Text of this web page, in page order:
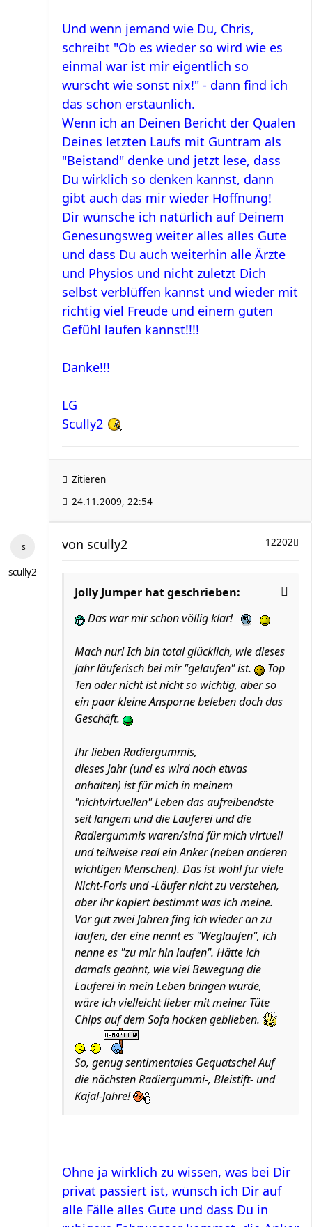
Und wenn jemand wie Du, Chris,
schreibt "Ob es wieder so wird wie es
einmal war ist mir eigentlich so
wurscht wie sonst nix!" - dann find ich
das schon erstaunlich.
Wenn ich an Deinen Bericht der Qualen
Deines letzten Laufs mit Guntram als
"Beistand" denke und jetzt lese, dass
Du wirklich so denken kannst, dann
gibt auch das mir wieder Hoffnung!
Dir wünsche ich natürlich auf Deinem
Genesungsweg weiter alles alles Gute
und dass Du auch weiterhin alle Ärzte
und Physios und nicht zuletzt Dich
selbst verblüffen kannst und wieder mit
richtig viel Freude und einem guten
Gefühl laufen kannst!!!!
Danke!!!
LG
Scully2
Zitieren
24.11.2009, 22:54
scully2
12202
von scully2
Jolly Jumper hat geschrieben:
Das war mir schon völlig klar!
Mach nur! Ich bin total glücklich, wie dieses
Jahr läuferisch bei mir "gelaufen" ist.
Top
Ten oder nicht ist nicht so wichtig, aber so
ein paar kleine Ansporne beleben doch das
Geschäft.
Ihr lieben Radiergummis,
dieses Jahr (und es wird noch etwas
anhalten) ist für mich in meinem
"nichtvirtuellen" Leben das aufreibendste
seit langem und die Lauferei und die
Radiergummis waren/sind für mich virtuell
und teilweise real ein Anker (neben anderen
wichtigen Menschen). Das ist wohl für viele
Nicht-Foris und -Läufer nicht zu verstehen,
aber ihr kapiert bestimmt was ich meine.
Vor gut zwei Jahren fing ich wieder an zu
laufen, der eine nennt es "Weglaufen", ich
nenne es "zu mir hin laufen". Hätte ich
damals geahnt, wie viel Bewegung die
Lauferei in mein Leben bringen würde,
wäre ich vielleicht lieber mit meiner Tüte
Chips auf dem Sofa hocken geblieben.
So, genug sentimentales Gequatsche! Auf
die nächsten Radiergummi-, Bleistift- und
Kajal-Jahre!
Ohne ja wirklich zu wissen, was bei Dir
privat passiert ist, wünsch ich Dir auf
alle Fälle alles Gute und dass Du in